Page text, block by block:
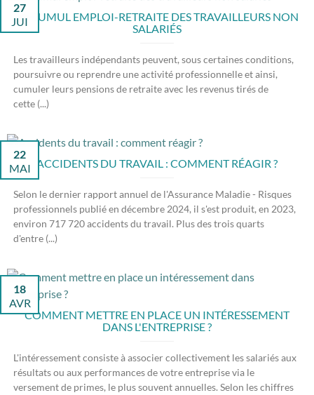
LE CUMUL EMPLOI-RETRAITE DES TRAVAILLEURS NON
SALARIÉS
27
JUI
Les travailleurs indépendants peuvent, sous certaines conditions,
poursuivre ou reprendre une activité professionnelle et ainsi,
cumuler leurs pensions de retraite avec les revenus tirés de
cette (...)
ACCIDENTS DU TRAVAIL : COMMENT RÉAGIR ?
22
MAI
Selon le dernier rapport annuel de l'Assurance Maladie - Risques
professionnels publié en décembre 2024, il s'est produit, en 2023,
environ 717 720 accidents du travail. Plus des trois quarts
d'entre (...)
COMMENT METTRE EN PLACE UN INTÉRESSEMENT
DANS L'ENTREPRISE ?
18
AVR
L'intéressement consiste à associer collectivement les salariés aux
résultats ou aux performances de votre entreprise via le
versement de primes, le plus souvent annuelles. Selon les chiffres